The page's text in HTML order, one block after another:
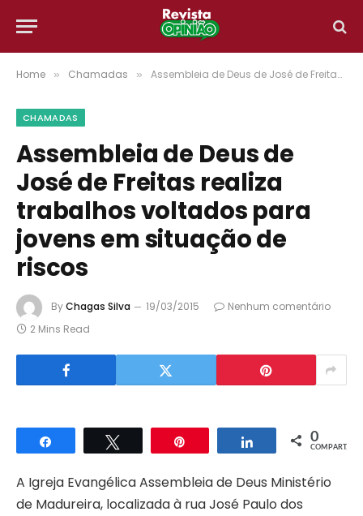
Home » Chamadas » Assembleia de Deus de José de Freitas realiza trabalhos voltados para jovens em situação de riscos
CHAMADAS
Assembleia de Deus de
José de Freitas realiza
trabalhos voltados para
jovens em situação de
riscos
ByChagas Silva 19/03/2015
Nenhum comentário
2 Mins Read
Compartilhar Compartilhar
0
COMPART.
A Igreja Evangélica Assembleia de Deus Ministério
de Madureira, localizada à rua José Paulo dos